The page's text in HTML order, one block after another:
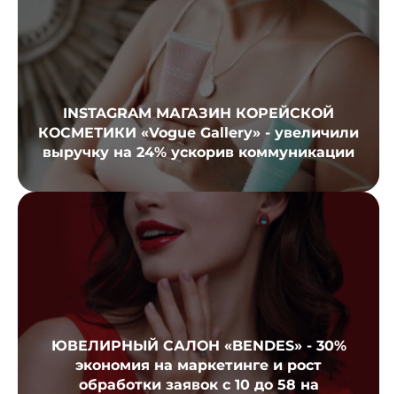
INSTAGRAM МАГАЗИН КОРЕЙСКОЙ
КОСМЕТИКИ «Vogue Gallery» - увеличили
выручку на 24% ускорив коммуникации
ЮВЕЛИРНЫЙ САЛОН «BENDES» - 30%
экономия на маркетинге и рост
обработки заявок с 10 до 58 на